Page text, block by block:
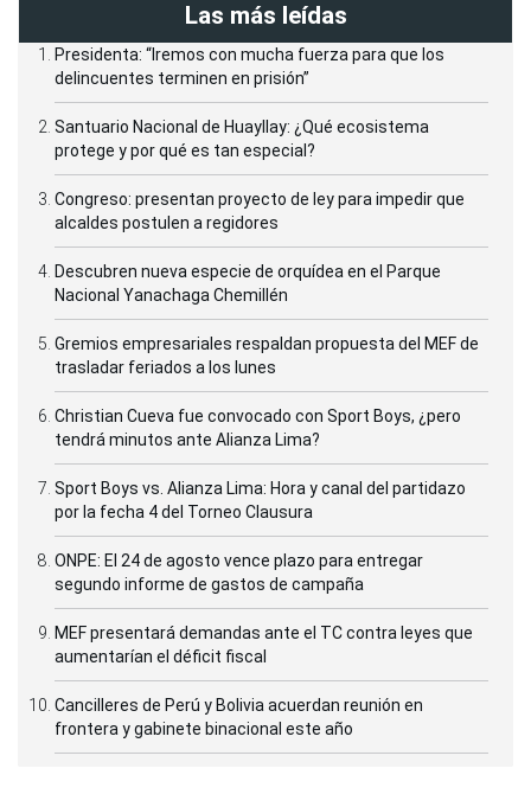
Las más leídas
Presidenta: “Iremos con mucha fuerza para que los
delincuentes terminen en prisión”
Santuario Nacional de Huayllay: ¿Qué ecosistema
protege y por qué es tan especial?
Congreso: presentan proyecto de ley para impedir que
alcaldes postulen a regidores
Descubren nueva especie de orquídea en el Parque
Nacional Yanachaga Chemillén
Gremios empresariales respaldan propuesta del MEF de
trasladar feriados a los lunes
Christian Cueva fue convocado con Sport Boys, ¿pero
tendrá minutos ante Alianza Lima?
Sport Boys vs. Alianza Lima: Hora y canal del partidazo
por la fecha 4 del Torneo Clausura
ONPE: El 24 de agosto vence plazo para entregar
segundo informe de gastos de campaña
MEF presentará demandas ante el TC contra leyes que
aumentarían el déficit fiscal
Cancilleres de Perú y Bolivia acuerdan reunión en
frontera y gabinete binacional este año